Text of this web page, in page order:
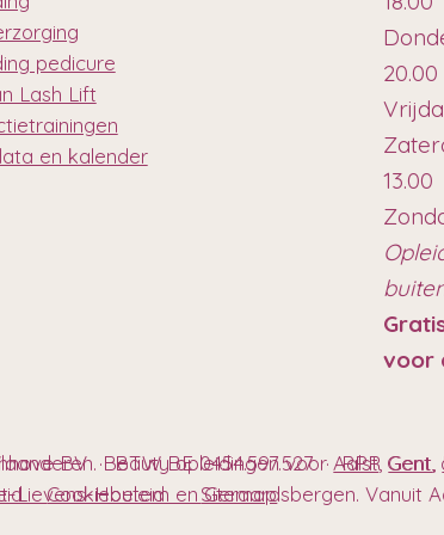
20.00
13.00
voor
pedicure
Lash Lift
en kalender
BV · BTW BE 0454.597.527 · RPR
CookiebeleidSitemap
Beauty opleidingen voorAalst,Gent ,
Lievens-Houtem en Geraardsbergen. Vanuit